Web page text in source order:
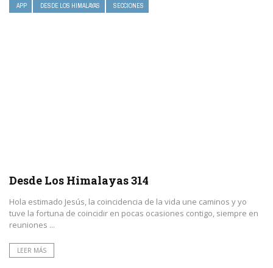
APP DESDE LOS HIMALAYAS SECCIONES
Desde Los Himalayas 314
Hola estimado Jesús, la coincidencia de la vida une caminos y yo
tuve la fortuna de coincidir en pocas ocasiones contigo, siempre en
reuniones ...
LEER MÁS